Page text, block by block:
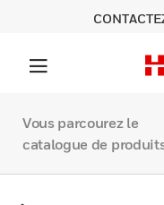
Vous parcourez le
catalogue de